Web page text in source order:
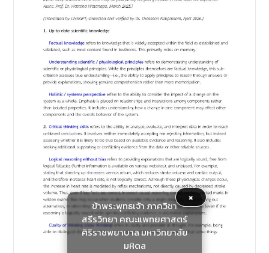
×
ข้าพระพุทธเจ้า ภาควิชา
สรีรวิทยา คณะแพทยศาสตร์
ศิริราชพยาบาล มหาวิทยาลัย
มหิดล